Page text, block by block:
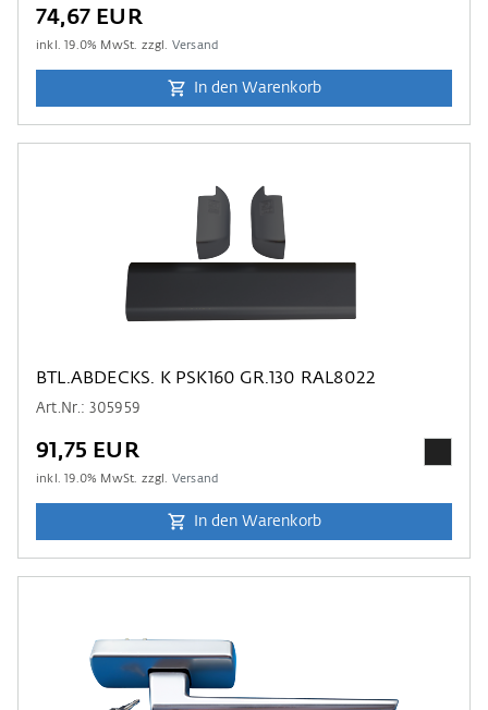
74,67 EUR
inkl.19.0% MwSt. zzgl. Versand
In den Warenkorb
BTL.ABDECKS. K PSK160 GR.130 RAL8022
Art.Nr.: 305959
91,75 EUR
inkl.19.0% MwSt. zzgl. Versand
In den Warenkorb